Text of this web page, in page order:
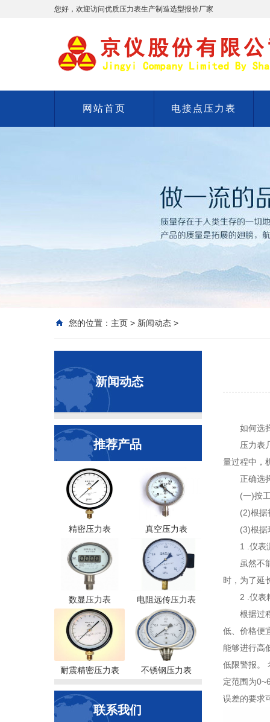
您好，欢迎访问优质压力表生产制造选型报价厂家
网站首页 电接点压力表
您的位置： 主页 > 新闻动态 >
新闻动态
推荐产品
精密压力表 真空压力表
数显压力表 电阻远传压力表
耐震精密压力表 不锈钢压力表
联系我们
如何选
压力表
量过程中，
正确选
(一)按
(2)根据
(3)根据
1 .仪表
虽然不
时，为了延
2 .仪表
根据过
低、价格便
能够进行高
低限警报。
定范围为
误差的要求